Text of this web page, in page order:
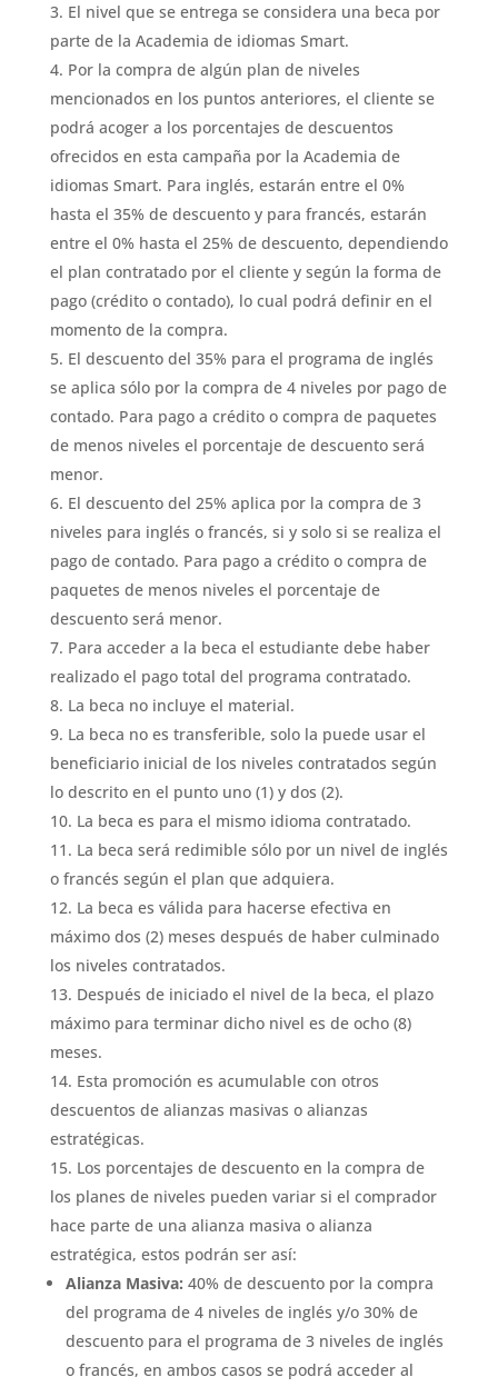
El nivel que se entrega se considera una beca por
parte de la Academia de idiomas Smart.
Por la compra de algún plan de niveles
mencionados en los puntos anteriores, el cliente se
podrá acoger a los porcentajes de descuentos
ofrecidos en esta campaña por la Academia de
idiomas Smart. Para inglés, estarán entre el 0%
hasta el 35% de descuento y para francés, estarán
entre el 0% hasta el 25% de descuento, dependiendo
el plan contratado por el cliente y según la forma de
pago (crédito o contado), lo cual podrá definir en el
momento de la compra.
El descuento del 35% para el programa de inglés
se aplica sólo por la compra de 4 niveles por pago de
contado. Para pago a crédito o compra de paquetes
de menos niveles el porcentaje de descuento será
menor.
El descuento del 25% aplica por la compra de 3
niveles para inglés o francés, si y solo si se realiza el
pago de contado. Para pago a crédito o compra de
paquetes de menos niveles el porcentaje de
descuento será menor.
Para acceder a la beca el estudiante debe haber
realizado el pago total del programa contratado.
La beca no incluye el material.
La beca no es transferible, solo la puede usar el
beneficiario inicial de los niveles contratados según
lo descrito en el punto uno (1) y dos (2).
La beca es para el mismo idioma contratado.
La beca será redimible sólo por un nivel de inglés
o francés según el plan que adquiera.
La beca es válida para hacerse efectiva en
máximo dos (2) meses después de haber culminado
los niveles contratados.
Después de iniciado el nivel de la beca, el plazo
máximo para terminar dicho nivel es de ocho (8)
meses.
Esta promoción es acumulable con otros
descuentos de alianzas masivas o alianzas
estratégicas.
Los porcentajes de descuento en la compra de
los planes de niveles pueden variar si el comprador
hace parte de una alianza masiva o alianza
estratégica, estos podrán ser así:
Alianza Masiva: 40% de descuento por la compra
del programa de 4 niveles de inglés y/o 30% de
descuento para el programa de 3 niveles de inglés
o francés, en ambos casos se podrá acceder al